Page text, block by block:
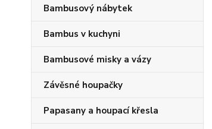
Bambusový nábytek
Bambus v kuchyni
Bambusové misky a vázy
Závěsné houpačky
Papasany a houpací křesla